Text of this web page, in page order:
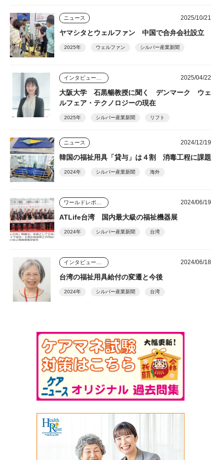
ニュース 2025/10/21
ヤマシタとウェルファン 中国で合弁会社設立
2025年 ウェルファン シルバー産業新聞
2025/04/22
大阪大学 石黒暢教授に聞く デンマーク ウェ
ルフェア・テクノロジーの現在
2025年 シルバー産業新聞 リフト
ニュース 2024/12/19
韓国の福祉用具「貸与」は４割 消毒工程に課題
2024年 シルバー産業新聞 海外
2024/06/19
ATLife台湾 国内最大級の福祉機器展
2024年 シルバー産業新聞 台湾
2024/06/18
台湾の福祉用具給付の変遷と今後
2024年 シルバー産業新聞 台湾